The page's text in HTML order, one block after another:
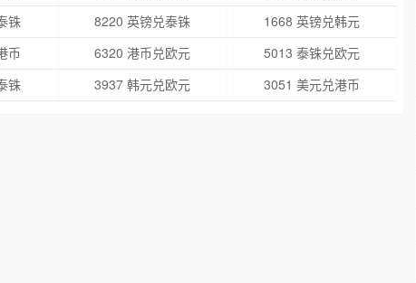
铢 8220 英镑兑泰铢
1668 英镑兑韩元
币 6320 港币兑欧元
5013 泰铢兑欧元
铢 3937 韩元兑欧元 3051 美元兑港币